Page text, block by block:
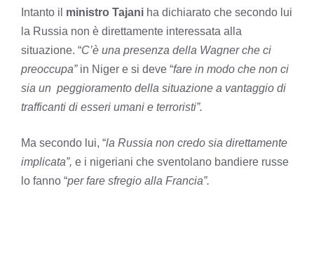
Intanto il ministro Tajani ha dichiarato che secondo lui
la Russia non è direttamente interessata alla
situazione. “C’è una presenza della Wagner che ci
preoccupa” in Niger e si deve “fare in modo che non ci
sia un peggioramento della situazione a vantaggio di
trafficanti di esseri umani e terroristi”.
Ma secondo lui, “la Russia non credo sia direttamente
implicata”, e i nigeriani che sventolano bandiere russe
lo fanno “per fare sfregio alla Francia”.